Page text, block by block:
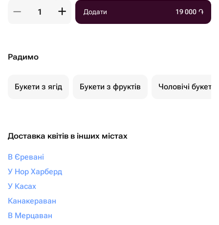
Додати 19 000 ֏
Радимо
Букети з ягід Букети з фруктів Чоловічі букети
Доставка квітів в інших містах
В Єревані
У Нор Харберд
У Касах
Канакераван
В Мерцаван